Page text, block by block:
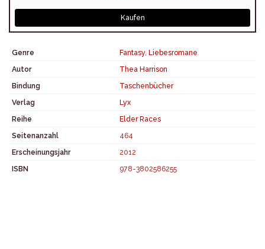
Kaufen
Genre Fantasy, Liebesromane
Autor
Thea Harrison
Bindung
Taschenbücher
Verlag
Lyx
Reihe
Elder Races
Seitenanzahl
464
Erscheinungsjahr
2012
ISBN
978-3802586255